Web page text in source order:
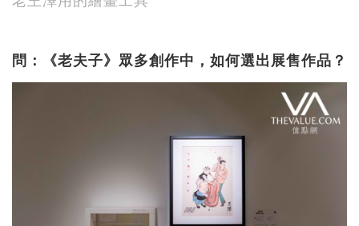
問：《老夫子》眾多創作中，如何選出展售作品？